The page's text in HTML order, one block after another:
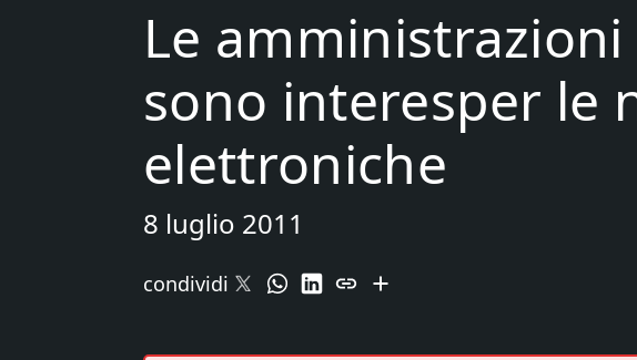
Le
sono interesper le
elettroniche
8 luglio 2011
condividi